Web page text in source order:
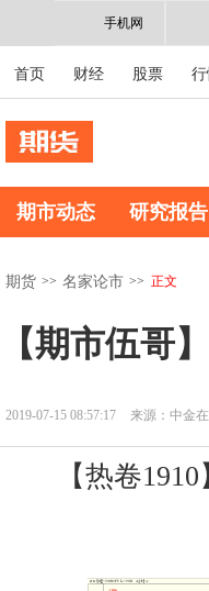
手机网
首页 财经 股票
期市动态 研究报告
期货 >> 名家论市 >> 正文
【期市伍哥
2019-07-15 08:57:17 来源：中金
【热卷1910